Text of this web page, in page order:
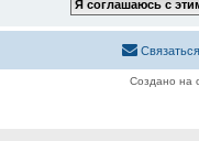
Создано на